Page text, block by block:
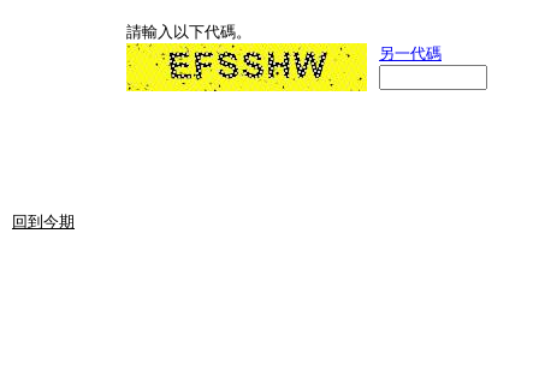
請輸入以下代碼。
另一代碼
回到今期